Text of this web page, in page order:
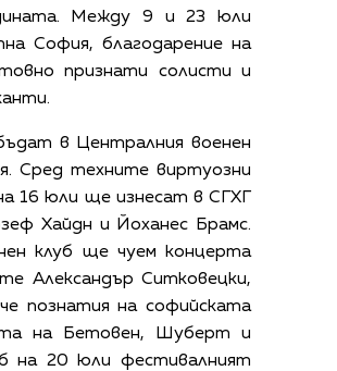
Между 9 и 23 юли
София, благодарение на
признати солисти и
в Централния военен
Сред техните виртуозни
16 юли ще изнесат в СГХГ
Хайдн и Йоханес Брамс.
клуб ще чуем концерта
Александър Ситковецки,
познатия на софийската
на Бетовен, Шуберт и
на 20 юли фестивалният